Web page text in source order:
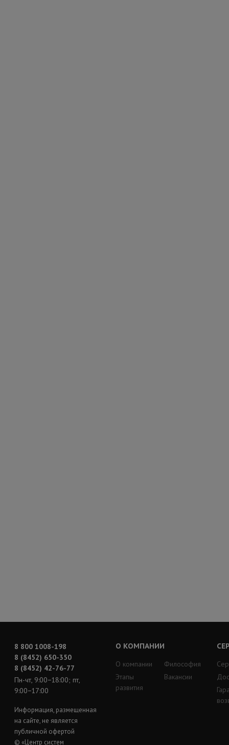
8 800 1008-198
8 (8452) 650-350
8 (8452) 42-76-77
Пн-чт, 9:00−18:00; пт,
9:00−17:00
Информация, размещенная
на сайте, не является
публичной офертой
© «Центр систем
О КОМПАНИИ
О компании
Этапы
развития
Философия
Вакансии